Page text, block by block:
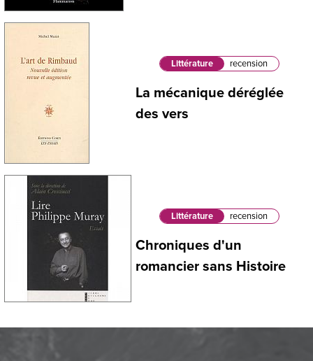
Littérature recension
La mécanique déréglée
des vers
Littérature recension
Chroniques d'un
romancier sans Histoire